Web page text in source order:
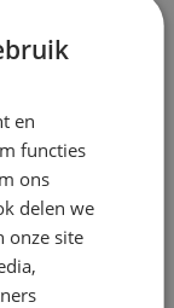
centrale plek,
en het centrum
bij onze
en
functies
ons
delen we
onze site